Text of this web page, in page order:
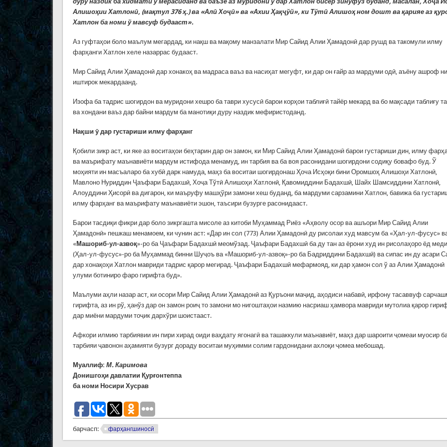
Алишоҳии Хатлонӣ, (мақтул 376 ҳ.) ва «Алӣ Хоҷӣ» ва «Ахии Ҳақҷўй», ки Тўтӣ Алишоҳ ном дошт ва қарияе аз
Хатлон ба номи ў мавсуф будааст».
Аз гуфтаҳои боло маълум мегардад, ки нақш ва мақому манзалати Мир Сайид Алии Ҳамадонӣ дар рушд ва такомули илму
фарҳанги Хатлон хеле назаррас будааст.
Мир Сайид Алии Ҳамадонӣ дар хонакоҳ ва мадраса ваъз ва насиҳат мегуфт, ки дар он ғайр аз мардуми одӣ, аъёну ашроф
иштирок мекардаанд.
Изофа ба тадрис шогирдон ва муридони хешро ба таври хусусӣ барои корҳои таблиғӣ тайёр мекард ва бо мақсади таблиғу
ва хондани ваъз дар байни мардум ба манотиқи дуру наздик мефиристоданд.
Нақши ӯ дар густариши илму фарҳанг
Қобили зикр аст, ки яке аз воситаҳои беҳтарин дар он замон, ки Мир Сайид Алии Ҳамадонӣ барои густариши дин, илму
ва маърифату маънавиёти мардум истифода менамуд, ин тарбия ва ба воя расонидани шогирдони содиқу бовафо буд. Ў
моҳияти ин масъаларо ба хубӣ дарк намуда, маҳз ба воситаи шогирдонаш Ҳоча Исҳоқи бини Оромшоҳ Алишоҳи Хатлонӣ,
Мавлоно Нуриддин Ҷаъфари Бадахшӣ, Хоҷа Тўтӣ Алишоҳи Хатлонӣ, Қавомиддини Бадахшӣ, Шайх Шамсиддини Хатлонӣ,
Алоуддини Ҳисорӣ ва дигарон, ки маъруфу машҳўри замони хеш буданд, ба мардуми сарзамини Хатлон, бавижа ба
илму фарҳанг ва маърифату маънавиёти эшон, таъсири бузурге расонидааст.
Барои тасдиқи фикри дар боло зикргашта мисоле аз китоби Муҳаммад Риёз «Аҳволу осор ва ашъори Мир Сайид Алии
Ҳамадонӣ» пешкаш менамоем, ки чунин аст: «Дар ин сол (773) Алии Ҳамадонӣ ду рисолаи худ мавсум ба «Ҳал-ул-фусус»
« Машориб-ул-азвоқ»-ро ба Ҷаъфари Бадахшӣ меомўзад. Ҷаъфари Бадахшӣ ба ду тан аз ёрони худ ин рисолаҳоро ёд
(Ҳал-ул-фусус»-ро ба Муҳаммад бинни Шуҷоъ ва «Машориб-ул-азвоқ»-ро ба Бадриддини Бадахшӣ) ва сипас ин ду асари
дар хонақоҳи Хатлон мавриди тадрис қарор мегирад. Ҷаъфари Бадахшӣ мефармояд, ки дар ҳамон сол ў аз Алии Ҳамадонӣ
улуми ботиниро фаро гирифта буд».
Маълуми аҳли назар аст, ки осори Мир Сайид Алии Ҳамадонӣ аз Қуръони маҷид, аҳодиси набавӣ, ирфону тасаввуф
гирифта, аз ин рў, ҳанўз дар он замон роиҷ то замони мо нигоштаҳои назмию насриаш ҳамвора мавриди мутолиа қарор
дар миёни мардуми тоҷик дархўри шоистааст.
Афкори илмию тарбиявии ин пири хирад оиди ваҳдату ягонагӣ ва ташаккули маънавиёт, маҳз дар шароити ҷомеаи муосир
тарбияи ҷавонон аҳамияти бузург дораду воситаи муҳимми солим гардонидани ахлоқи ҷомеа мебошад.
Муаллиф: М. Каримова
Донишгоҳи давлатии Қурғонтеппа
ба номи Носири Хусрав
барчасп: фарҳангшиносӣ